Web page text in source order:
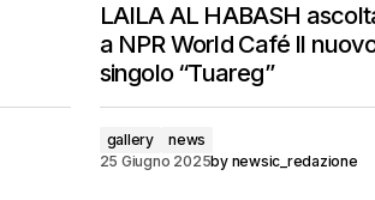
LAILA AL HABASH
a NPR World Café Il
singolo “Tuareg”
gallery
news
25 Giugno 2025by newsic_redazione